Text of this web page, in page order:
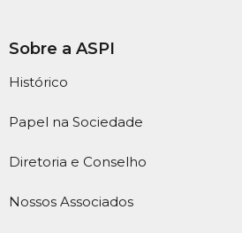
Sobre a ASPI
Histórico
Papel na Sociedade
Diretoria e Conselho
Nossos Associados